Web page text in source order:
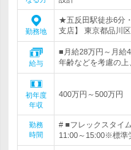
勤務地
★五反田駅徒歩6分
支店】 東京都品川
給与
■月給28万円～月給
年齢などを考慮の
初年度
年収
400万円～500万円
勤務
時間
# ■フレックスタイ
11:00～15:00※標準